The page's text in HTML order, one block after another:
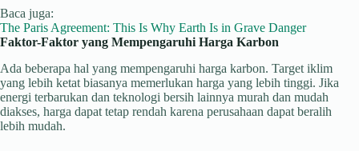
Baca juga:
The Paris Agreement: This Is Why Earth Is in Grave Danger
Faktor-Faktor yang Mempengaruhi Harga Karbon
Ada beberapa hal yang mempengaruhi harga karbon. Target iklim
yang lebih ketat biasanya memerlukan harga yang lebih tinggi. Jika
energi terbarukan dan teknologi bersih lainnya murah dan mudah
diakses, harga dapat tetap rendah karena perusahaan dapat beralih
lebih mudah.